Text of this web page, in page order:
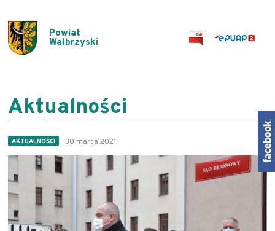
Powiat
Wałbrzyski
Aktualności
AKTUALNOŚCI 30 marca 2021